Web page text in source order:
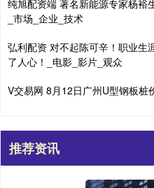
纯旭配资端 著名新能源专家杨裕
_市场_企业_技术
弘利配资 对不起陈可辛！职业生
了人心！_电影_影片_观众
V交易网 8月12日广州U型钢板桩
推荐资讯